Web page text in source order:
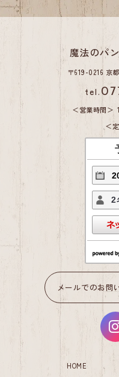
魔法のパ
〒619-0216 京
tel.
営業時間
2
メールでのお問
HOME